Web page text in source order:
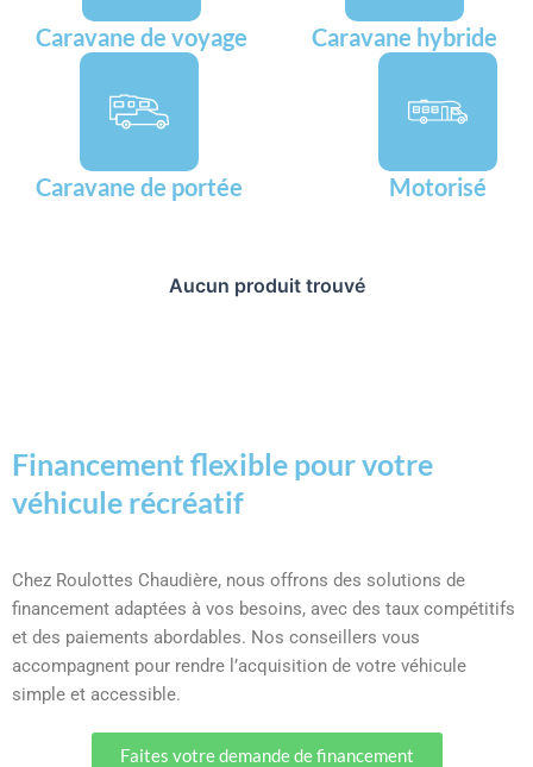
Caravane de voyage Caravane hybride
Caravane de portée Motorisé
Aucun produit trouvé
Financement flexible pour votre
véhicule récréatif
Chez Roulottes Chaudière, nous offrons des solutions de
financement adaptées à vos besoins, avec des taux compétitifs
et des paiements abordables. Nos conseillers vous
accompagnent pour rendre l’acquisition de votre véhicule
simple et accessible.
Faites votre demande de financement